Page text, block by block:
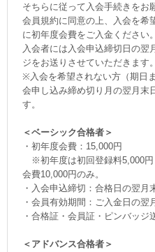
そちらに従って入会手続きをお
会員規約に同意の上、入会を希
に初年度会費をご入金ください。
入会者には入会申込締切日の翌
ジをお送りさせていただきます。
※入会を希望されない方（期日
会申し込み締め切り月の翌月末
す。
＜ベーシック合格者＞
・初年度会費：15,000円
※初年度は初回登録料5,000円
会費10,000円のみ。
・入会申込締切：合格日の翌月
・会員有効期間：ご入金日の翌
・合格証・会員証・ピンバッ
＜アドバンス合格者＞